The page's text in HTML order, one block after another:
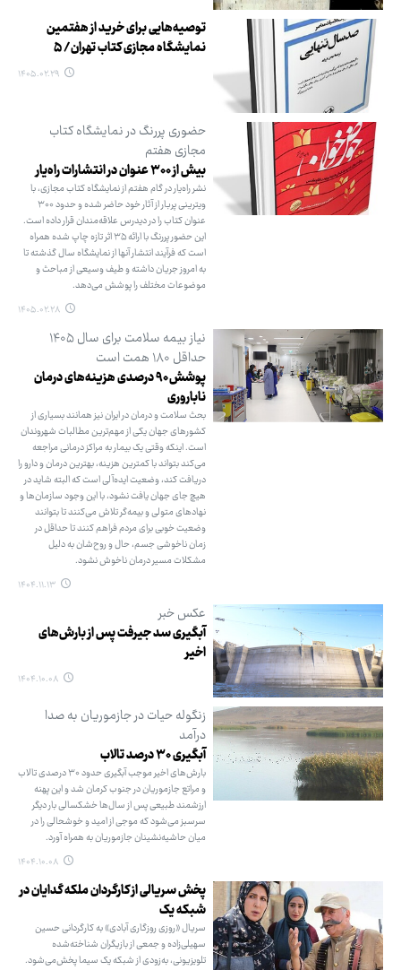
توصیه‌هایی برای خرید از هفتمین
نمایشگاه مجازی کتاب تهران/ ۵
۱۴۰۵.۰۲.۲۹
حضوری پررنگ در نمایشگاه کتاب
مجازی هفتم
بیش از ۳۰۰ عنوان در انتشارات راه‌یار
نشر راه‌یار در گام هفتم از نمایشگاه کتاب مجازی، با
ویترینی پربار از آثار خود حاضر شده و حدود ۳۰۰
عنوان کتاب را در دیدرس علاقه‌مندان قرار داده است.
این حضور پررنگ با ارائه ۳۵ اثر تازه چاپ شده همراه
است که فرآیند انتشار آنها از نمایشگاه سال گذشته تا
به امروز جریان داشته و طیف وسیعی از مباحث و
موضوعات مختلف را پوشش می‌دهد.
۱۴۰۵.۰۲.۲۸
نیاز بیمه سلامت برای سال ۱۴۰۵
حداقل ۱۸۰ همت است
پوشش ۹۰ درصدی هزینه‌های درمان
ناباروری
بحث سلامت و درمان در ایران نیز همانند بسیاری از
کشورهای جهان یکی از مهم‌ترین مطالبات شهروندان
است. اینکه وقتی یک بیمار به مراکز درمانی مراجعه
می‌کند بتواند با کمترین هزینه، بهترین درمان و دارو را
دریافت کند، وضعیت ایده‌آلی است که البته شاید در
هیچ جای جهان یافت نشود، با این وجود سازمان‌ها و
نهادهای متولی و بیمه‌گر تلاش می‌کنند تا بتوانند
وضعیت خوبی برای مردم فراهم کنند تا حداقل در
زمان ناخوشی جسم، حال و روح‌شان به دلیل
مشکلات مسیر درمان ناخوش نشود.
۱۴۰۴.۱۱.۱۳
عکس خبر
آبگیری سد جیرفت پس از بارش‌های
اخیر
۱۴۰۴.۱۰.۰۸
زنگوله حیات در جازموریان به صدا
درآمد
آبگیری ۳۰ درصد تالاب
بارش‌های اخیر موجب آبگیری حدود ۳۰ درصدی تالاب
و مراتع جازموریان در جنوب کرمان شد و این پهنه
ارزشمند طبیعی پس از سال‌ها خشکسالی بار دیگر
سرسبز می‌شود که موجی از امید و خوشحالی را در
میان حاشیه‌نشینان جازموریان به همراه آورد.
۱۴۰۴.۱۰.۰۸
پخش سریالی از کارگردان ملکه گدایان در
شبکه یک
سریال «روزی روزگاری آبادی» به کارگردانی حسین
سهیلی‌زاده و جمعی از بازیگران شناخته‌شده
تلویزیونی، به‌زودی از شبکه یک سیما پخش‌می‌شود.